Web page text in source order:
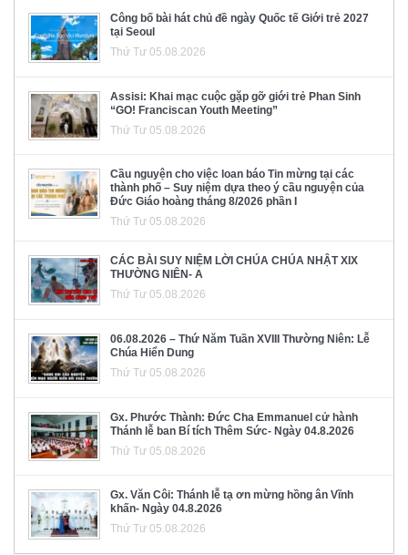
Công bố bài hát chủ đề ngày Quốc tế Giới trẻ 2027
tại Seoul
Thứ Tư 05.08.2026
Assisi: Khai mạc cuộc gặp gỡ giới trẻ Phan Sinh
“GO! Franciscan Youth Meeting”
Thứ Tư 05.08.2026
Cầu nguyện cho việc loan báo Tin mừng tại các
thành phố – Suy niệm dựa theo ý cầu nguyện của
Đức Giáo hoàng tháng 8/2026 phần I
Thứ Tư 05.08.2026
CÁC BÀI SUY NIỆM LỜI CHÚA CHÚA NHẬT XIX
THƯỜNG NIÊN- A
Thứ Tư 05.08.2026
06.08.2026 – Thứ Năm Tuần XVIII Thường Niên: Lễ
Chúa Hiển Dung
Thứ Tư 05.08.2026
Gx. Phước Thành: Đức Cha Emmanuel cử hành
Thánh lễ ban Bí tích Thêm Sức- Ngày 04.8.2026
Thứ Tư 05.08.2026
Gx. Văn Côi: Thánh lễ tạ ơn mừng hồng ân Vĩnh
khấn- Ngày 04.8.2026
Thứ Tư 05.08.2026